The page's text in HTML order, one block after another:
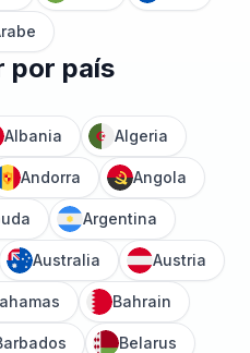
por país
Albania Algeria
Andorra Angola
Argentina
Australia Austria
Bahrain
Belarus